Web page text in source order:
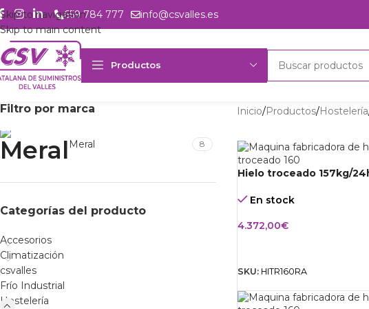
Skip to navigation
Skip to main content
659 784 777 info@csvalles.es
Productos
Filtro por marca
Meral 8
Categorías del producto
Accesorios
Climatización
csvalles
Frío Industrial
Hostelería
Inicio Productos Hostelería
Hielo troceado 157kg/
En stock
4.372,00€
SKU: HITR160RA